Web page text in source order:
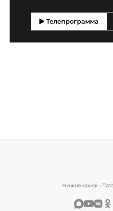
Телепрограмма
Нижнекамск •